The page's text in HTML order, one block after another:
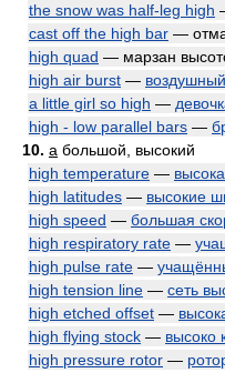
the snow was half-leg high
cast off the high bar —
high quad — марзан
high air burst —
a little girl so high —
high - low parallel bars —
10. a большой, высокий
high temperature —
high latitudes — высокие
high speed — большая
high respiratory rate —
high pulse rate —
high tension line — сеть
high etched offset —
high flying stock — высоко
high pressure rotor —